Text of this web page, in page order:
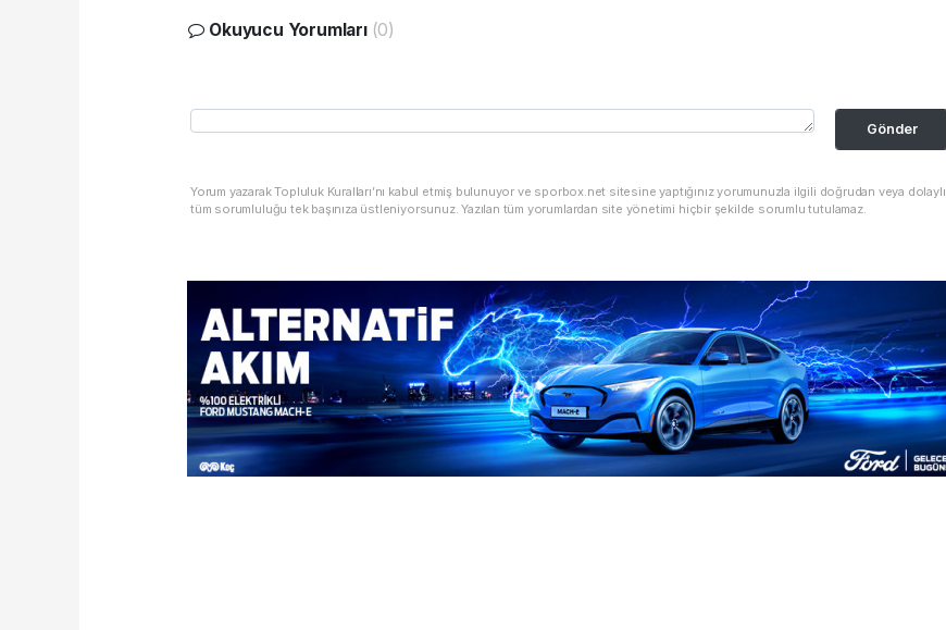
Okuyucu Yorumları (0)
Gönder
Yorum yazarak Topluluk Kuralları’nı kabul etmiş bulunuyor ve sporbox.net sitesine yaptığınız yorumunuzla ilgili doğrudan veya dolaylı
tüm sorumluluğu tek başınıza üstleniyorsunuz. Yazılan tüm yorumlardan site yönetimi hiçbir şekilde sorumlu tutulamaz.